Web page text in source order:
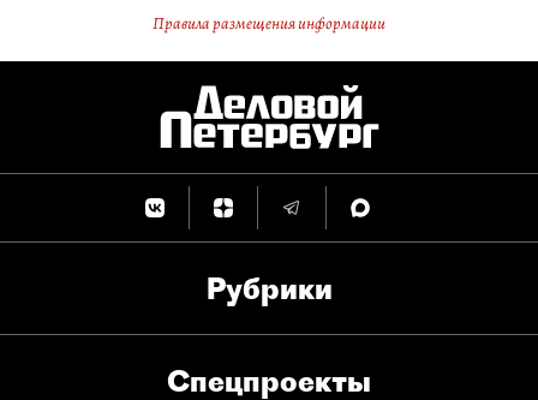
Правила размещения информации
Рубрики
Спец­проекты